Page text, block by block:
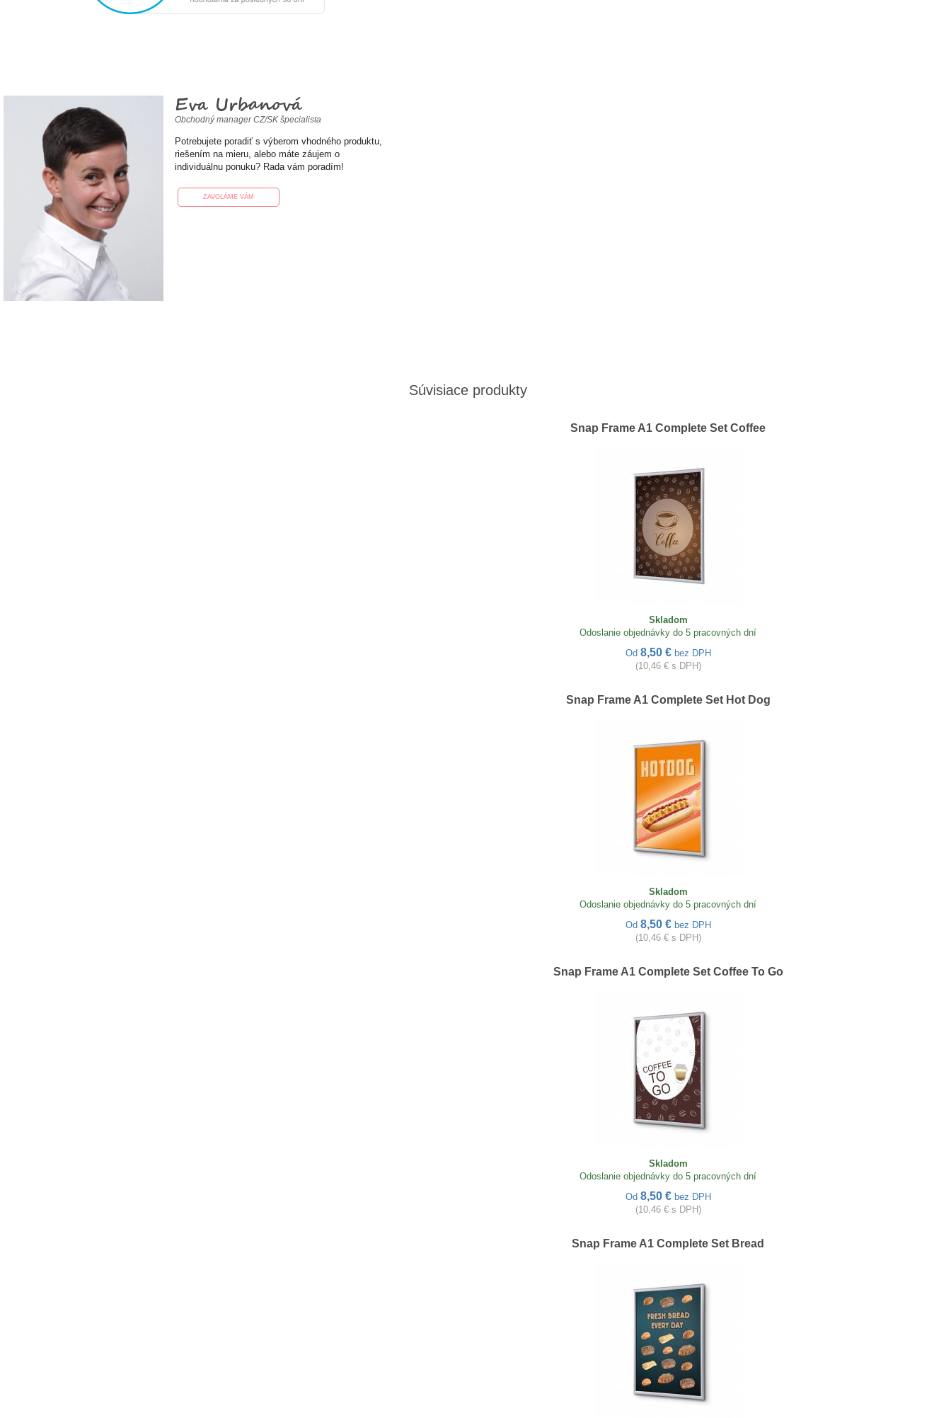
Eva Urbanová
Obchodný manager CZ/SK špecialista
Potrebujete poradiť s výberom vhodného produktu,
riešením na mieru, alebo máte záujem o
individuálnu ponuku? Rada vám poradím!
ZAVOLÁME VÁM
Súvisiace produkty
Snap Frame A1 Complete Set Coffee
Skladom
Odoslanie objednávky do 5 pracovných dní
Od 8,50 € bez DPH
(10,46 € s DPH)
Snap Frame A1 Complete Set Hot Dog
Skladom
Odoslanie objednávky do 5 pracovných dní
Od 8,50 € bez DPH
(10,46 € s DPH)
Snap Frame A1 Complete Set Coffee To Go
Skladom
Odoslanie objednávky do 5 pracovných dní
Od 8,50 € bez DPH
(10,46 € s DPH)
Snap Frame A1 Complete Set Bread